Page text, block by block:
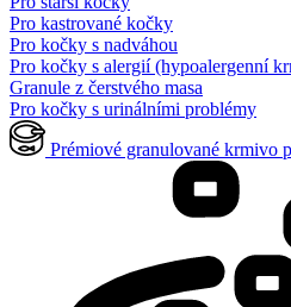
Pro kastrované kočky
Pro kočky s nadváhou
Pro kočky s alergií (hypoalergenní
Granule z čerstvého masa
Pro kočky s urinálními problémy
Prémiové granulované krmivo